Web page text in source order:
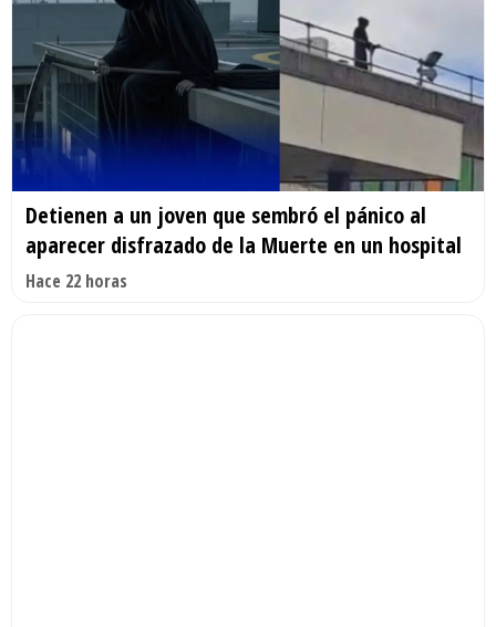
Detienen a un joven que sembró el pánico al
aparecer disfrazado de la Muerte en un hospital
Hace 22 horas